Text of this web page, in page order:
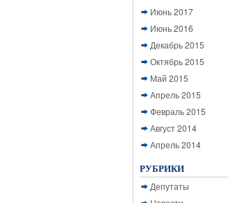
Июнь 2017
Июнь 2016
Декабрь 2015
Октябрь 2015
Май 2015
Апрель 2015
Февраль 2015
Август 2014
Апрель 2014
РУБРИКИ
Депутаты